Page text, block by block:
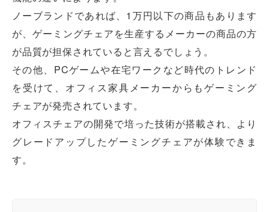
ノーブランドであれば、1万円以下の商品もあります
が、ゲーミングチェアを生産するメーカーの商品の方
が品質が担保されていると言えるでしょう。
その他、PCゲームや在宅ワークなど時代のトレンド
を受けて、オフィス家具メーカーからもゲーミング
チェアが発売されています。
オフィスチェアの開発で培った技術が搭載され、より
グレードアップしたゲーミングチェアが体験できま
す。